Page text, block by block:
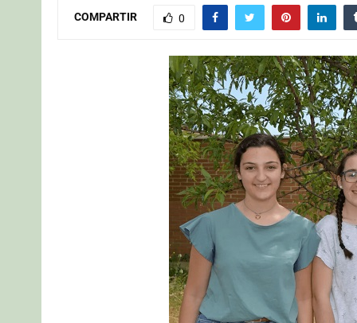
COMPARTIR 0